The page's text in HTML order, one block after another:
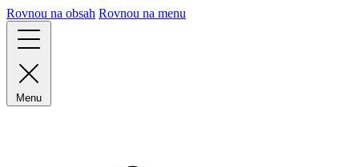
Rovnou na obsah Rovnou na menu
Menu